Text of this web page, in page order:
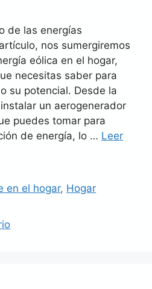
de las energías
nos sumergiremos
eólica en el hogar,
necesitas saber para
su potencial. Desde la
un aerogenerador
puedes tomar para
de energía, lo … Leer
en el hogar, Hogar